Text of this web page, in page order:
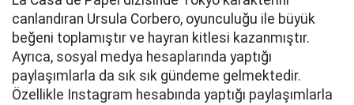
canlandıran Ursula Corbero, oyunculuğu ile büyük
beğeni toplamıştır ve hayran kitlesi kazanmıştır.
Ayrıca, sosyal medya hesaplarında yaptığı
paylaşımlarla da sık sık gündeme gelmektedir.
Özellikle Instagram hesabında yaptığı paylaşımlarla